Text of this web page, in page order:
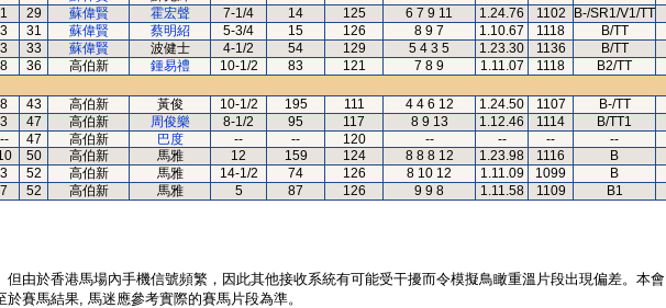
1 29 蘇偉賢 霍宏聲 7-1/4 14 125 6 7 9 11 1.24.76 1102
B-/SR1/V1/TT
3 31 蘇偉賢 蔡明紹 5-3/4 15 126 8 9 7 1.10.67 1118
B/TT
3 33 蘇偉賢 波健士 4-1/2 54 129 5 4 3 5 1.23.30 1136
B/TT
8 36 高伯新 鍾易禮 10-1/2 83 121 7 8 9 1.11.07 1118
B2/TT
8 43 高伯新 黃俊 10-1/2 195 111 4 4 6 12 1.24.50 1107
B-/TT
3 47 高伯新 周俊樂 8-1/2 95 117 8 9 13 1.12.46 1114
B/TT1
-- 47 高伯新 巴度 -- -- 120 -- -- -- --
50 高伯新 馬雅 12 159 124 8 8 8 12 1.23.98 1116
B
3 52 高伯新 馬雅 14-1/2 74 126 8 10 12 1.11.09 1099
B
7 52 高伯新 馬雅 5 87 126 9 9 8 1.11.58 1109 B1
由於香港馬場內手機信號頻繁，因此其他接收系統有可能受干擾而令模擬鳥瞰重溫片段出現偏差。本會
賽馬結果, 馬迷應參考實際的賽馬片段為準。